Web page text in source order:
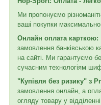
Ми пропонуємо
ваші покупки
Онлайн оплата карткою:
замовлення банківською
на сайті. Ми гарантуємо
сучасним технологіям
"Купівля без ризику" з
замовлення онлайн, а
огляду товару у